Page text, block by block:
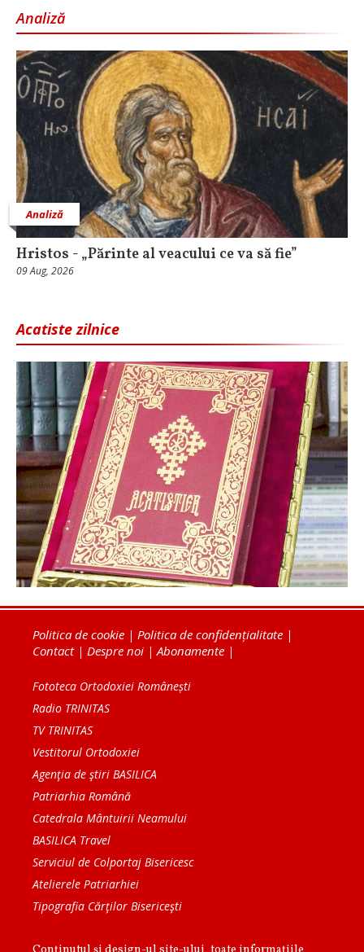
Analiză
Analiză
Hristos - „Părinte al veacului ce va să fie”
09 Aug, 2026
Acatiste zilnice
Politica de cookie | Politica de confidențialitate |
Contact| Despre noi | Abonamente |
Fototeca Ortodoxiei Românești
Radio TRINITAS
TV TRINITAS
Vestitorul Ortodoxiei
Agenţia de ştiri BASILICA
Patriarhia Română
Catedrala Mântuirii Neamului
BASILICA Travel
Serviciul de Colportaj Bisericesc
Atelierele Patriarhiei
Tipografia Cărţilor Bisericeşti